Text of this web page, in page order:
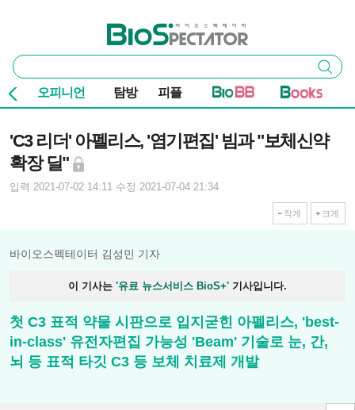
바이오스펙테이터
통
합
검
색
검색
오피니언 탐방 피플
'C3 리더' 아펠리스, '염기편집' 빔과 "보체신약
확장 딜"
입력 2021-07-02 14:11 수정 2021-07-04 21:34
작게 크게
바이오스펙테이터 김성민 기자
이 기사는 '유료 뉴스서비스 BioS+' 기사입니다.
첫 C3 표적 약물 시판으로 입지굳힌 아펠리스, 'best-
in-class' 유전자편집 가능성 'Beam' 기술로 눈, 간,
뇌 등 표적 타깃 C3 등 보체 치료제 개발